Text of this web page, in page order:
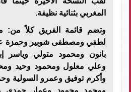
المغربي بثنائية نظيفة.
وتضم قائمة الفريق كلاً من:
لطفي ومصطفى شوبير وحمزة
بانون ومحمود متولي وياسر
وعلي معلول ومحمود وحيد
وأكرم توفيق وعمرو السولية
ومحمد محمود وعمار حمدي